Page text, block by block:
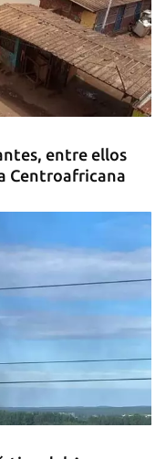
entre ellos
Centroafricana